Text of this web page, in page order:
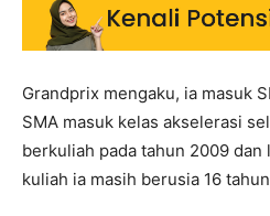
Grandprix mengaku, ia masuk
SMA masuk kelas akselerasi
berkuliah pada tahun 2009 dan
kuliah ia masih berusia 16